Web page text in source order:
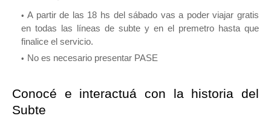
A partir de las 18 hs del sábado vas a poder viajar gratis
en todas las líneas de subte y en el premetro hasta que
finalice el servicio.
No es necesario presentar PASE
Conocé e interactuá con la historia del
Subte